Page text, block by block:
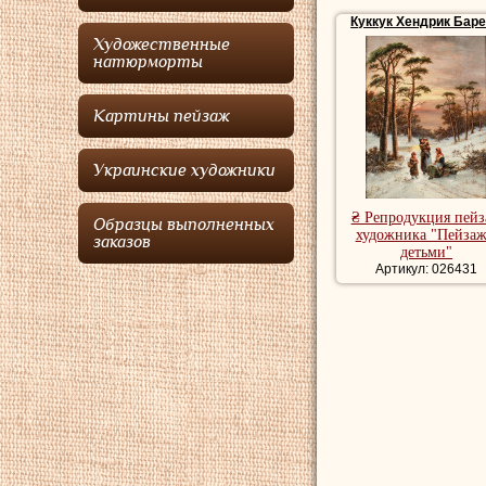
Художественные
натюрморты
Картины пейзаж
Украинские художники
Образцы выполненных
заказов
заниматься
Питер Хендрик
Куккук Хендрик
большинства
также создавал
период он писал
выставках в
Купить
художника,
Куккук Хендрик
₴ Репродукция
художника
детьми"
Артикул: 026431